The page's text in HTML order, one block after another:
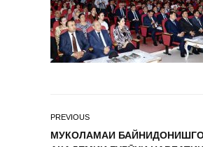
PREVIOUS
МУКОЛАМАИ